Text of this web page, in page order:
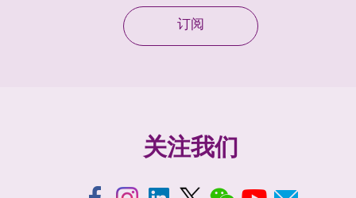
订阅
关注我们